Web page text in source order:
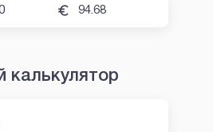
94.68
калькулятор